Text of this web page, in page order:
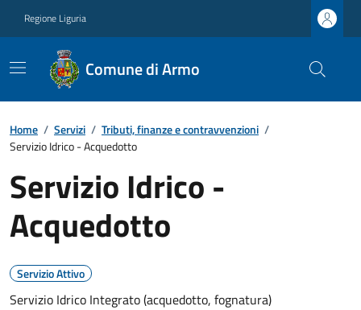
Regione Liguria
Comune di Armo
Home / Servizi / Tributi, finanze e contravvenzioni /
Servizio Idrico - Acquedotto
Servizio Idrico -
Acquedotto
Servizio Attivo
Servizio Idrico Integrato (acquedotto, fognatura)